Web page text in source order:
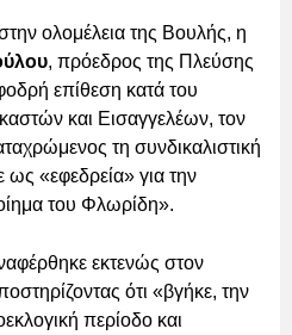
ολομέλεια της Βουλής, η
, πρόεδρος της Πλεύσης
επίθεση κατά του
και Εισαγγελέων, τον
τη συνδικαλιστική
ως «εφεδρεία» για την
του Φλωρίδη».
εκτενώς στον
ότι «βγήκε, την
περίοδο και